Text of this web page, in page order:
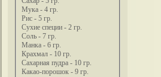
Мука - 4 гр.
Рис - 5 гр.
Сухие специи - 2 гр.
Соль - 7 гр.
Манка - 6 гр.
Крахмал - 10 гр.
Сахарная пудра - 10 гр.
Какао-порошок - 9 гр.